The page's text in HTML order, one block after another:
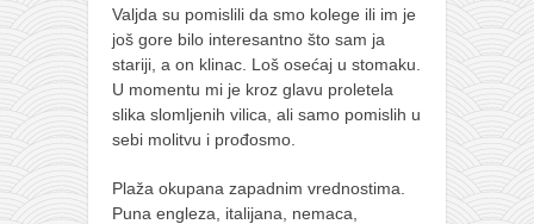
Valjda su pomislili da smo kolege ili im je
još gore bilo interesantno što sam ja
stariji, a on klinac. Loš osećaj u stomaku.
U momentu mi je kroz glavu proletela
slika slomljenih vilica, ali samo pomislih u
sebi molitvu i prođosmo.
Plaža okupana zapadnim vrednostima.
Puna engleza, italijana, nemaca,